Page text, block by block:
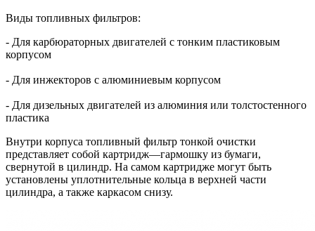
Виды топливных фильтров:
- Для карбюраторных двигателей с тонким пластиковым
корпусом
- Для инжекторов с алюминиевым корпусом
- Для дизельных двигателей из алюминия или толстостенного
пластика
Внутри корпуса топливный фильтр тонкой очистки
представляет собой картридж—гармошку из бумаги,
свернутой в цилиндр. На самом картридже могут быть
установлены уплотнительные кольца в верхней части
цилиндра, а также каркасом снизу.